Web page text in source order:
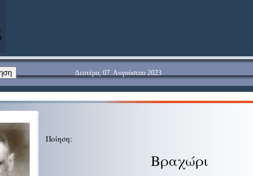
Δευτέρα, 07. Αυγούστου 2023
Ποίηση:
Βραχώρι